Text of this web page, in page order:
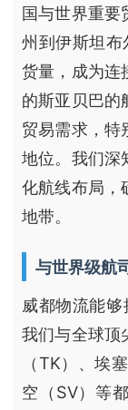
国与世界重要
州到伊斯坦布
货量，成为连
的斯亚贝巴的
贸易需求，特
地位。我们深
化航线布局，
地带。
与世界级航
威都物流能
我们与全球顶
（TK）、埃
空（SV）等